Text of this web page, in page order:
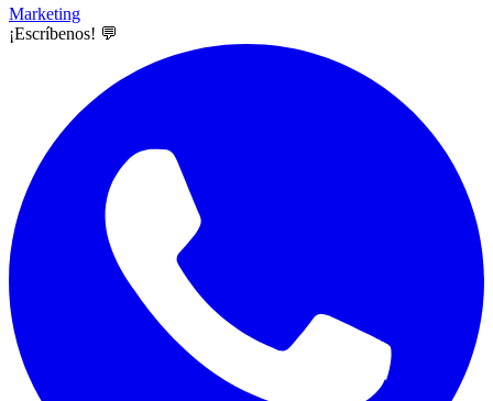
Marketing
¡Escríbenos! 💬